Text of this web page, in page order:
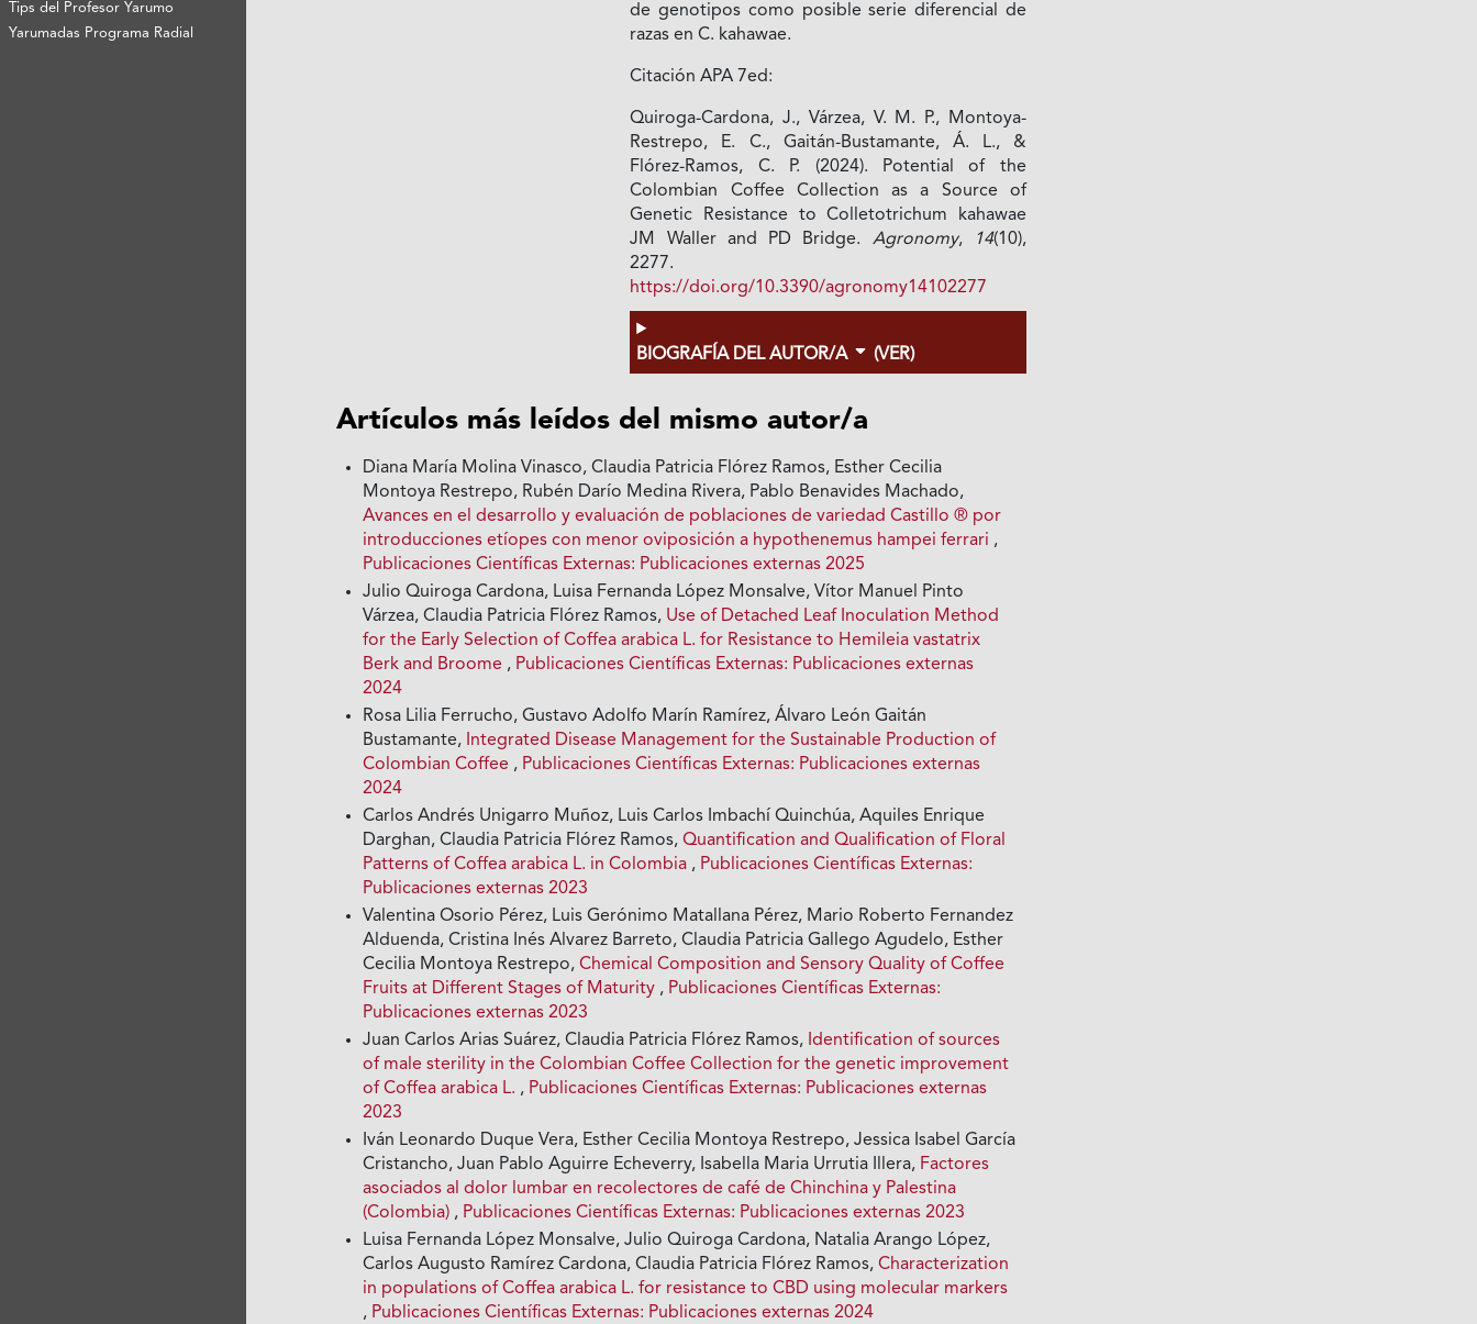
Tips del Profesor Yarumo
Yarumadas Programa Radial
de genotipos como posible serie diferencial de
razas en C. kahawae.
Citación APA 7ed:
Quiroga-Cardona, J., Várzea, V. M. P., Montoya-
Restrepo, E. C., Gaitán-Bustamante, Á. L., &
Flórez-Ramos, C. P. (2024). Potential of the
Colombian Coffee Collection as a Source of
Genetic Resistance to Colletotrichum kahawae
JM Waller and PD Bridge. Agronomy, 14(10),
2277.
https://doi.org/10.3390/agronomy14102277
BIOGRAFÍA DEL AUTOR/A (VER)
Artículos más leídos del mismo autor/a
Diana María Molina Vinasco, Claudia Patricia Flórez Ramos, Esther Cecilia
Montoya Restrepo, Rubén Darío Medina Rivera, Pablo Benavides Machado,
Avances en el desarrollo y evaluación de poblaciones de variedad Castillo ® por
introducciones etíopes con menor oviposición a hypothenemus hampei ferrari ,
Publicaciones Científicas Externas: Publicaciones externas 2025
Julio Quiroga Cardona, Luisa Fernanda López Monsalve, Vítor Manuel Pinto
Várzea, Claudia Patricia Flórez Ramos, Use of Detached Leaf Inoculation Method
for the Early Selection of Coffea arabica L. for Resistance to Hemileia vastatrix
Berk and Broome , Publicaciones Científicas Externas: Publicaciones externas
2024
Rosa Lilia Ferrucho, Gustavo Adolfo Marín Ramírez, Álvaro León Gaitán
Bustamante, Integrated Disease Management for the Sustainable Production of
Colombian Coffee , Publicaciones Científicas Externas: Publicaciones externas
2024
Carlos Andrés Unigarro Muñoz, Luis Carlos Imbachí Quinchúa, Aquiles Enrique
Darghan, Claudia Patricia Flórez Ramos,Quantification and Qualification of Floral
Patterns of Coffea arabica L. in Colombia , Publicaciones Científicas Externas:
Publicaciones externas 2023
Valentina Osorio Pérez, Luis Gerónimo Matallana Pérez, Mario Roberto Fernandez
Alduenda, Cristina Inés Alvarez Barreto, Claudia Patricia Gallego Agudelo, Esther
Cecilia Montoya Restrepo,Chemical Composition and Sensory Quality of Coffee
Fruits at Different Stages of Maturity , Publicaciones Científicas Externas:
Publicaciones externas 2023
Juan Carlos Arias Suárez, Claudia Patricia Flórez Ramos, Identification of sources
of male sterility in the Colombian Coffee Collection for the genetic improvement
of Coffea arabica L. , Publicaciones Científicas Externas: Publicaciones externas
2023
Iván Leonardo Duque Vera, Esther Cecilia Montoya Restrepo, Jessica Isabel García
Cristancho, Juan Pablo Aguirre Echeverry, Isabella Maria Urrutia Illera, Factores
asociados al dolor lumbar en recolectores de café de Chinchina y Palestina
(Colombia) , Publicaciones Científicas Externas: Publicaciones externas 2023
Luisa Fernanda López Monsalve, Julio Quiroga Cardona, Natalia Arango López,
Carlos Augusto Ramírez Cardona, Claudia Patricia Flórez Ramos,Characterization
in populations of Coffea arabica L. for resistance to CBD using molecular markers
, Publicaciones Científicas Externas: Publicaciones externas 2024